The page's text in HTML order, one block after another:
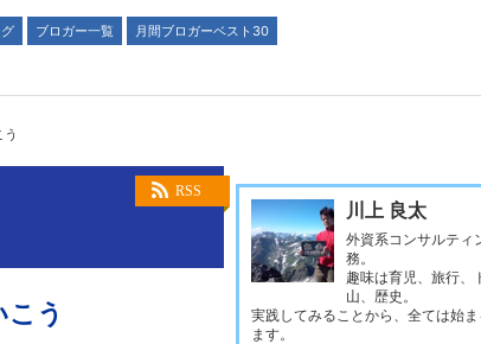
ブロガー一覧
月間ブロガーベスト30
RSS
う
川上 良太
外資系コンサルティ
務。
趣味は育児、旅行、
山、歴史。
実践してみることから、全ては始
ます。